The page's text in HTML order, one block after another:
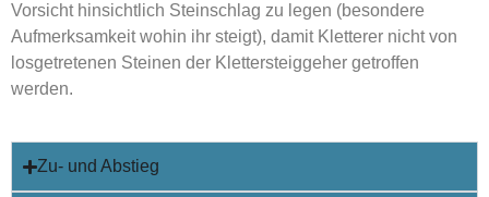
Vorsicht hinsichtlich Steinschlag zu legen (besondere
Aufmerksamkeit wohin ihr steigt), damit Kletterer nicht von
losgetretenen Steinen der Klettersteiggeher getroffen
werden.
Zu- und Abstieg